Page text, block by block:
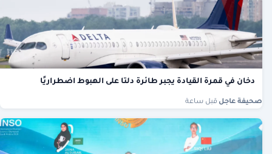
دخان في قمرة القيادة يجبر طائرة دلتا على الهبوط اضطراريًا
صحيفة عاجل قبل ساعة